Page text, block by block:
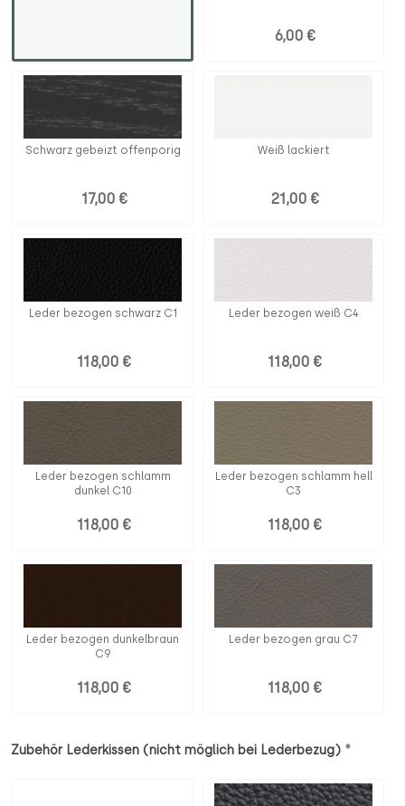
6,00 €
Schwarz gebeizt offenporig
17,00 €
Weiß lackiert
21,00 €
Leder bezogen schwarz C1
118,00 €
Leder bezogen weiß C4
118,00 €
Leder bezogen schlamm
dunkel C10
118,00 €
Leder bezogen schlamm hell
C3
118,00 €
Leder bezogen dunkelbraun
C9
118,00 €
Leder bezogen grau C7
118,00 €
Zubehör Lederkissen (nicht möglich bei Lederbezug) *